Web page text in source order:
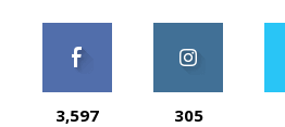
3,597 305